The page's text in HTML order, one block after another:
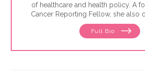
of healthcare and health policy. A
Cancer Reporting Fellow, she also
Medicine in the Media Fellowship
College in Summer
Full Bio